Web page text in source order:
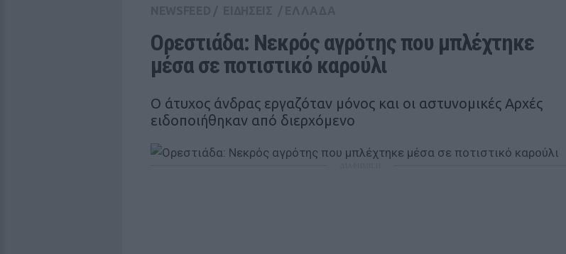
Ορεστιάδα: Νεκρός αγρότης που μπλέχτηκε
μέσα σε ποτιστικό καρούλι
Ο άτυχος άνδρας εργαζόταν μόνος και οι αστυνομικές Αρχές
ειδοποιήθηκαν από διερχόμενο